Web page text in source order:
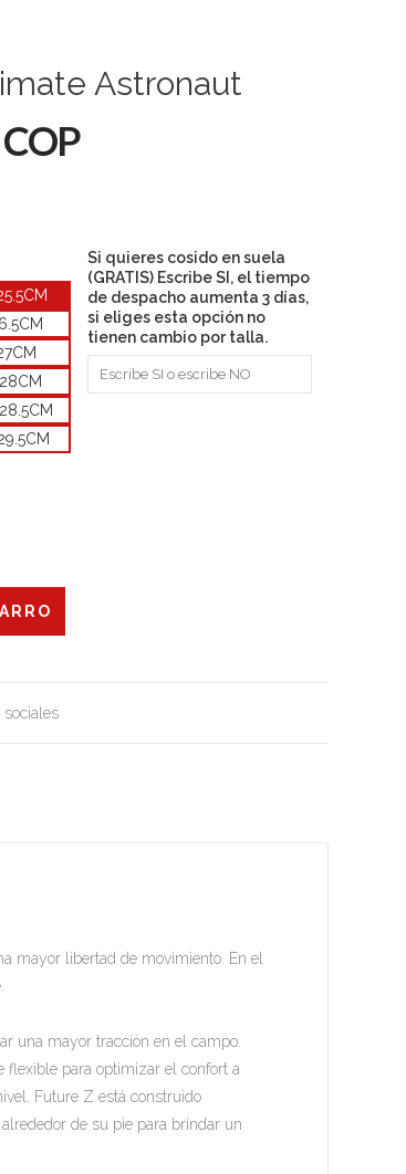
Astronaut
Si quieres cosido en suela
(GRATIS) Escribe SI, el tiempo
de despacho aumenta 3 días,
si eliges esta opción no
tienen cambio por talla.
mayor libertad de movimiento. En el
una mayor tracción en el campo.
flexible para optimizar el confort a
Future Z está construido
de su pie para brindar un